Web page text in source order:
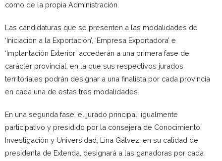
como de la propia Administración.
Las candidaturas que se presenten a las modalidades de
‘Iniciación a la Exportación’, ‘Empresa Exportadora’ e
‘Implantación Exterior’ accederán a una primera fase de
carácter provincial, en la que sus respectivos jurados
territoriales podrán designar a una finalista por cada provincia
en cada una de estas tres modalidades.
En una segunda fase, el jurado principal, igualmente
participativo y presidido por la consejera de Conocimiento,
Investigación y Universidad, Lina Gálvez, en su calidad de
presidenta de Extenda, designará a las ganadoras por cada